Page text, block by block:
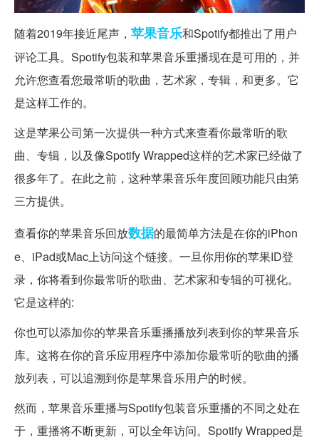
随着2019年接近尾声， 苹果音乐和Spotify都推出了用户
评论工具。Spotify包装和苹果音乐重播现在是可用的，并
允许您查看您最常听的歌曲，艺术家，专辑，和更多。它
是这样工作的。
这是苹果公司第一次提供一种方式来查看你最常听的歌
曲、专辑，以及像Spotify Wrapped这样的艺术家已经做了
很多年了。在此之前，这种苹果音乐年度回顾功能只由第
三方提供。
查看你的苹果音乐回放数据的最简单方法是在你的iPhon
e、iPad或Mac上访问这个链接。一旦你用你的苹果ID登
录，你将看到你最常听的歌曲、艺术家和专辑的可视化。
它是这样的:
你也可以添加你的苹果音乐重播播放列表到你的苹果音乐
库。这将在你的音乐应用程序中添加你最常听的歌曲的播
放列表，可以追溯到你是苹果音乐用户的时候。
然而，苹果音乐重播与Spotify包装音乐重播的不同之处在
于，重播将不断更新，可以全年访问。Spotify Wrapped是